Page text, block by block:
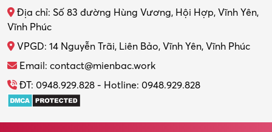
Địa chỉ: Số 83 đường Hùng Vương, Hội Hợp, Vĩnh Yên,
Vĩnh Phúc
VPGD: 14 Nguyễn Trãi, Liên Bảo, Vĩnh Yên, Vĩnh Phúc
Email: contact@mienbac.work
ĐT: 0948.929.828 - Hotline: 0948.929.828